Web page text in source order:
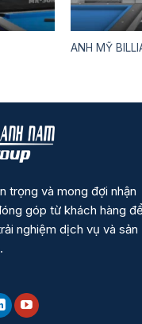
ANH MỸ
trọng và mong đợi nhận
góp từ khách hàng để
nghiệm dịch vụ và sản